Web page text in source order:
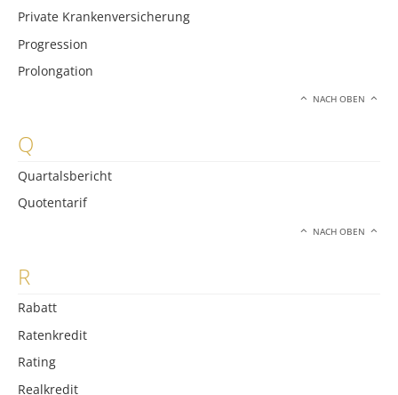
Private Krankenversicherung
Progression
Prolongation
NACH OBEN
Q
Quartalsbericht
Quotentarif
NACH OBEN
R
Rabatt
Ratenkredit
Rating
Realkredit